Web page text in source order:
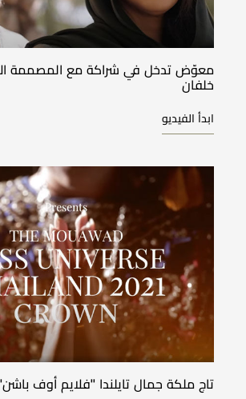
معوّض تدخل في شراكة مع المصممة
خلفان
ابدأ الفيديو
تاج ملكة جمال تايلندا ''فلايم أوف